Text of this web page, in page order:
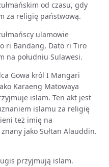
od czasu, gdy
za religię państwową.
ulamowie
ri Bandang, Dato ri Tiro
na południu Sulawesi.
Gowa król I Mangari
Karaeng Matowaya
islam. Ten akt jest
islamu za religię
też imię na
jako Sułtan Alauddin.
przyjmują islam.